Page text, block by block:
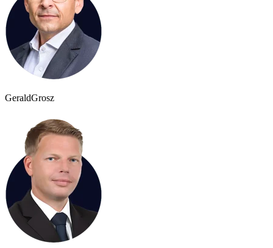
GeraldGrosz